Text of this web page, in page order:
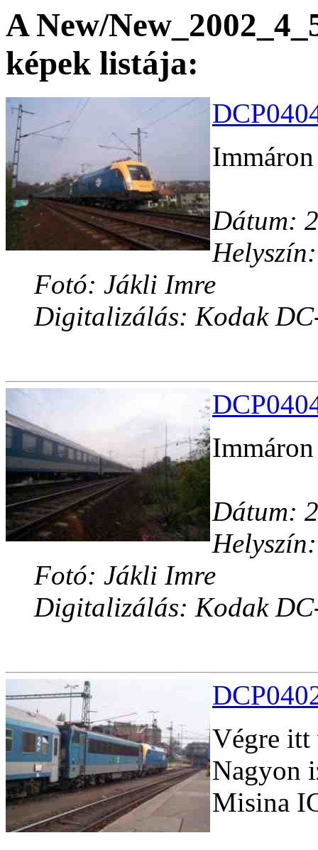
A New/
képek listája:
Dátum:
Fotó: Jákli Imre
Digitalizálás: Kodak
Dátum:
Fotó: Jákli Imre
Digitalizálás: Kodak
Végre itt
Nagyon
Misina